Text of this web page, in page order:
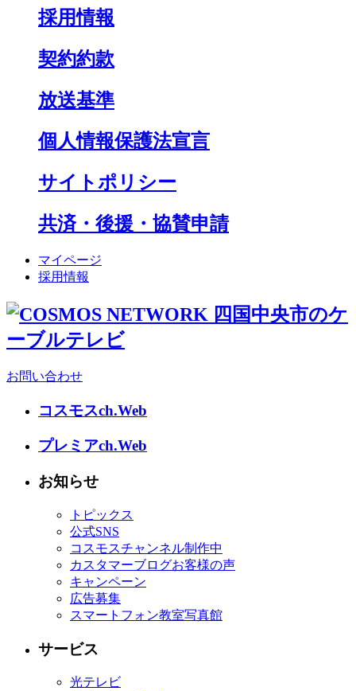
採用情報
契約約款
放送基準
個人情報保護法宣言
サイトポリシー
共済・後援・協賛申請
マイページ
採用情報
お問い合わせ
コスモスch.Web
プレミアch.Web
お知らせ
トピックス
公式SNS
コスモスチャンネル制作中
カスタマーブログお客様の声
キャンペーン
広告募集
スマートフォン教室写真館
サービス
光テレビ